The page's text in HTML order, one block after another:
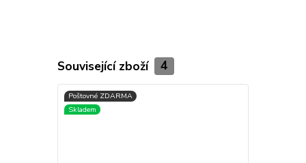
Související zboží 4